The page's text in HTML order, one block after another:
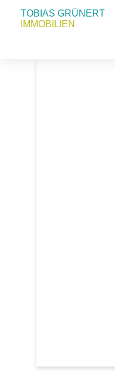
TOBIAS GRÜNERT
IMMOBILIEN